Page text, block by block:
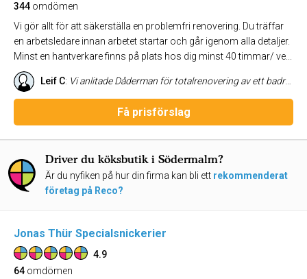
344 omdömen
Vi gör allt för att säkerställa en problemfri renovering. Du träffar
en arbetsledare innan arbetet startar och går igenom alla detaljer.
Minst en hantverkare finns på plats hos dig minst 40 timmar/ ve...
Leif C: Vi anlitade Dåderman för totalrenovering av ett badrum i höstas. Vilket fantastiskt jobb! Vi har aldrig anlitat någon hantverkare som varit i närheten så bra som Krzysztof! Vi är 100% nöjda med slutresultatet. Även projektledaren Arkadiusz var suverän att ha att göra med. De problem som dök upp under arbetats gång, hade Dåderman lösningar på - så inget lastades över på kunden. Arbetet blev klart på utsatt tid och till överenskommen kostnad. Det enda som vi var missnöjda med var designermötet som vi hade velat ha några veckor tidigare. Designern kom dessutom för sent till mötet och var dåligt förberedd (tekniken fungerade inte). Dessutom höll hon på att beställa fel kakel och hade inte koll på att tvättmaskin och tumlare måste stå på sockel, vilket gjorde att överskåpet hon bestämt åt oss inte fick plats utan fick avbeställas
Få prisförslag
Driver du köksbutik i Södermalm?
Är du nyfiken på hur din firma kan bli ett rekommenderat
företag på Reco?
Jonas Thür Specialsnickerier
4.9
64 omdömen